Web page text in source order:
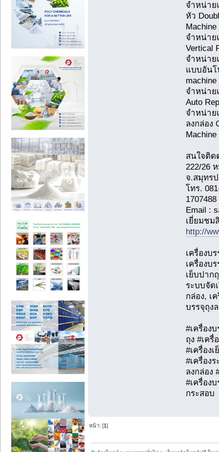
จำหน่าย
หัว
Machine
จำหน่าย
Vertical
จำหน่าย
แบบอันโ
machine
จำหน่าย
Auto
จำหน่าย
ลงกล่อง
Machine
สนใจติด
222/26
จ.สมุทรป
โทร.
Email :
เยี่ยมช
http://
เครื่องบ
เครื่องบ
เย็บปาก
ระบบจัด
กล่อง, เ
บรรจุถุง
#เครื่อง
ถุง #เค
#เครื่อง
#เครื่อง
ลงกล่อง
#เครื่อง
กระสอบ
หน้า: [1]